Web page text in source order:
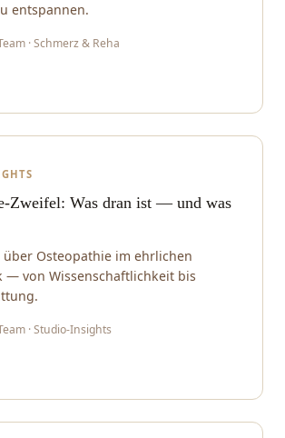
entspannen.
· Schmerz & Reha
Zweifel: Was dran ist — und was
über Osteopathie im ehrlichen
— von Wissenschaftlichkeit bis
· Studio-Insights